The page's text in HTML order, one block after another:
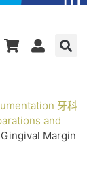
牙科
and
Margin